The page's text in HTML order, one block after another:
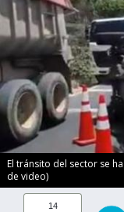
El tránsito del sector se
de video)
14